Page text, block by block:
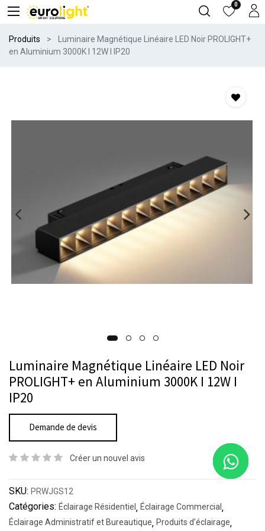
0
Produits
Luminaire Magnétique Linéaire LED Noir PROLIGHT+
en Aluminium 3000K I 12W I IP20
Luminaire Magnétique Linéaire LED Noir
PROLIGHT+ en Aluminium 3000K I 12W I
IP20
Demande de devis
Créer un nouvel avis
SKU: PRWJGS12
Catégories: Éclairage Résidentiel , Éclairage Commercial,
Éclairage Administratif et Bureautique, Produits d’éclairage,